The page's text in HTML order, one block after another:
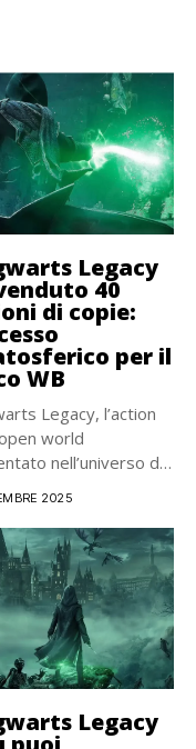
Legacy
40
di copie:
per il
WB
Legacy, l’action
world
nell’universo di
2025
Legacy